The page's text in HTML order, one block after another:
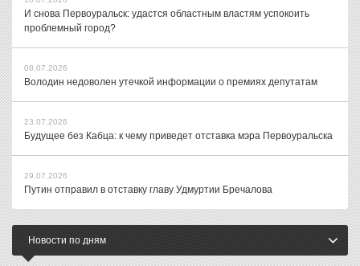
И снова Первоуральск: удастся областным властям успокоить
проблемный город?
08.07.2026
Володин недоволен утечкой информации о премиях депутатам
23.07.2026
Будущее без Кабца: к чему приведет отставка мэра Первоуральска
29.07.2026
Путин отправил в отставку главу Удмуртии Бречалова
Новости по дням